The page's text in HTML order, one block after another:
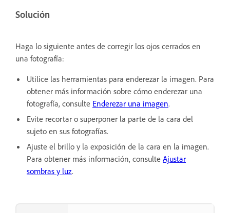
Solución
Haga lo siguiente antes de corregir los ojos cerrados en
una fotografía:
Utilice las herramientas para enderezar la imagen. Para
obtener más información sobre cómo enderezar una
fotografía, consulte Enderezar una imagen.
Evite recortar o superponer la parte de la cara del
sujeto en sus fotografías.
Ajuste el brillo y la exposición de la cara en la imagen.
Para obtener más información, consulte Ajustar
sombras y luz.